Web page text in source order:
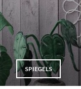
SPIEGELS